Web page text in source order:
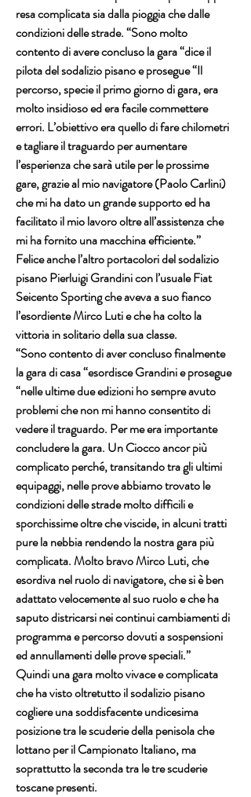
resa complicata sia dalla pioggia che dalle
condizioni delle strade. “Sono molto
contento di avere concluso la gara “dice il
pilota del sodalizio pisano e prosegue “Il
percorso, specie il primo giorno di gara, era
molto insidioso ed era facile commettere
errori. L’obiettivo era quello di fare chilometri
e tagliare il traguardo per aumentare
l’esperienza che sarà utile per le prossime
gare, grazie al mio navigatore (Paolo Carlini)
che mi ha dato un grande supporto ed ha
facilitato il mio lavoro oltre all’assistenza che
mi ha fornito una macchina efficiente.”
Felice anche l’altro portacolori del sodalizio
pisano Pierluigi Grandini con l’usuale Fiat
Seicento Sporting che aveva a suo fianco
l’esordiente Mirco Luti e che ha colto la
vittoria in solitario della sua classe.
“Sono contento di aver concluso finalmente
la gara di casa “esordisce Grandini e prosegue
“nelle ultime due edizioni ho sempre avuto
problemi che non mi hanno consentito di
vedere il traguardo. Per me era importante
concludere la gara. Un Ciocco ancor più
complicato perché, transitando tra gli ultimi
equipaggi, nelle prove abbiamo trovato le
condizioni delle strade molto difficili e
sporchissime oltre che viscide, in alcuni tratti
pure la nebbia rendendo la nostra gara più
complicata. Molto bravo Mirco Luti, che
esordiva nel ruolo di navigatore, che si è ben
adattato velocemente al suo ruolo e che ha
saputo districarsi nei continui cambiamenti di
programma e percorso dovuti a sospensioni
ed annullamenti delle prove speciali.”
Quindi una gara molto vivace e complicata
che ha visto oltretutto il sodalizio pisano
cogliere una soddisfacente undicesima
posizione tra le scuderie della penisola che
lottano per il Campionato Italiano, ma
soprattutto la seconda tra le tre scuderie
toscane presenti.